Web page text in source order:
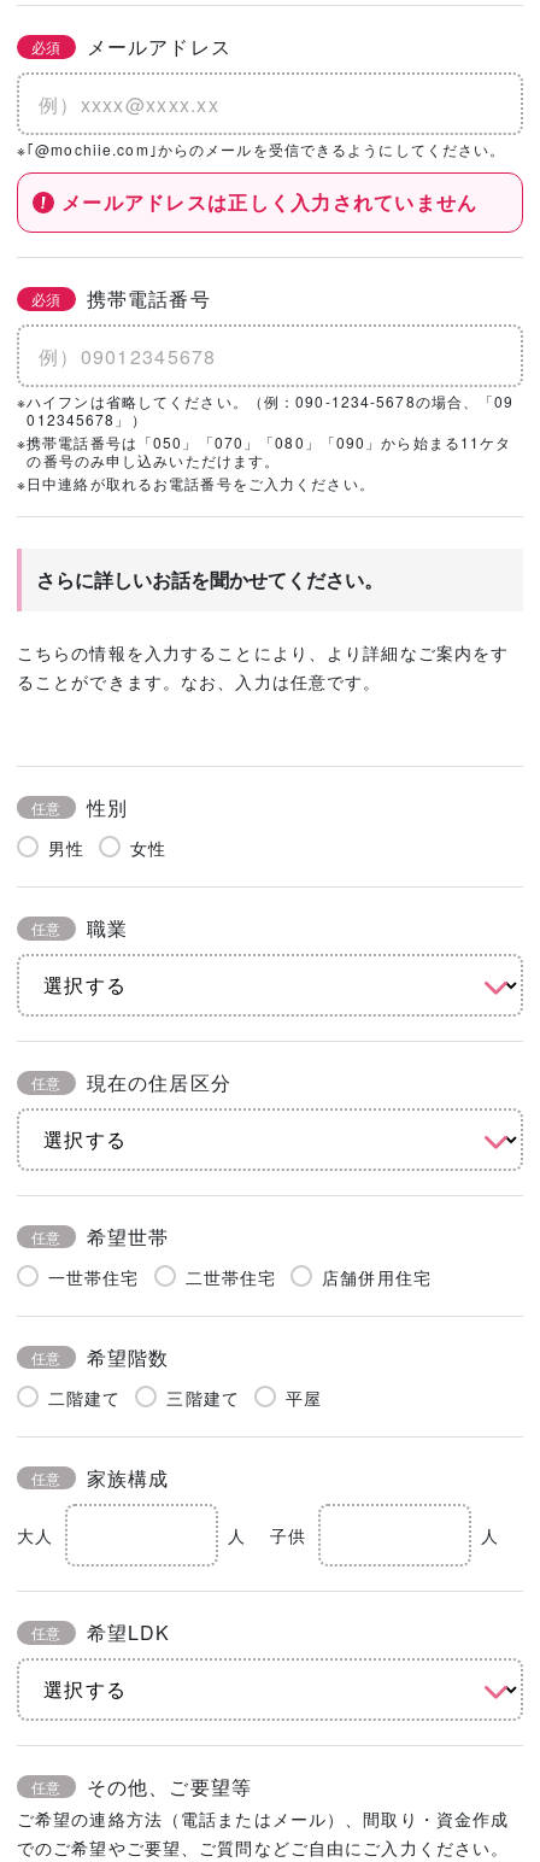
必須 メールアドレス
※｢@mochiie.com｣からのメールを受信できるようにしてください。
メールアドレスは正しく入力されていません
必須 携帯電話番号
※ハイフンは省略してください。（例：090-1234-5678の場合、「09
012345678」）
※携帯電話番号は「050」「070」「080」「090」から始まる11ケタ
の番号のみ申し込みいただけます。
※日中連絡が取れるお電話番号をご入力ください。
さらに詳しいお話を聞かせてください。
こちらの情報を入力することにより、より詳細なご案内をす
ることができます。なお、入力は任意です。
任意 性別
男性 女性
任意 職業
任意 現在の住居区分
任意 希望世帯
一世帯住宅 二世帯住宅 店舗併用住宅
任意 希望階数
二階建て 三階建て 平屋
任意 家族構成
大人 人 子供 人
任意 希望LDK
任意 その他、ご要望等
ご希望の連絡方法（電話またはメール）、間取り・資金作成
でのご希望やご要望、ご質問などご自由にご入力ください。